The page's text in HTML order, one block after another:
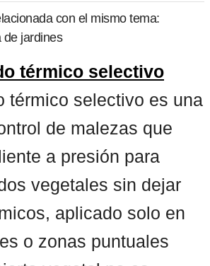
con el mismo tema:
de jardines
térmico selectivo
térmico selectivo es una
de malezas que
a presión para
vegetales sin dejar
aplicado solo en
o zonas puntuales